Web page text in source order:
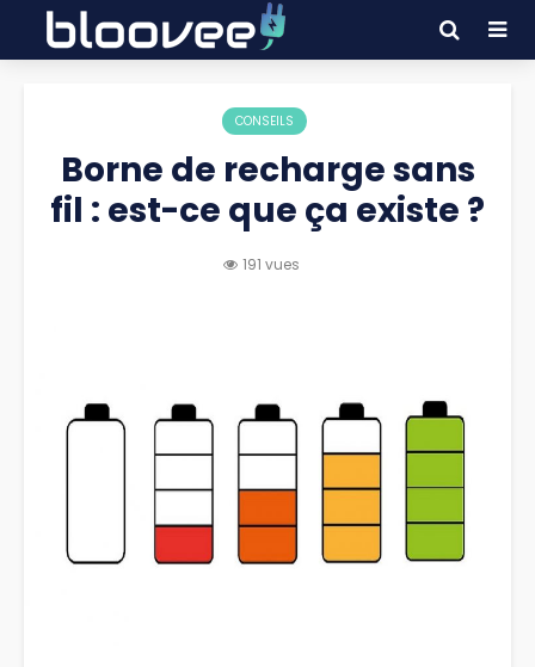
CONSEILS
Borne de recharge sans
fil : est-ce que ça existe ?
191 vues